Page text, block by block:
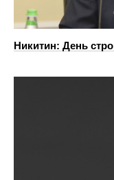
Никитин: День